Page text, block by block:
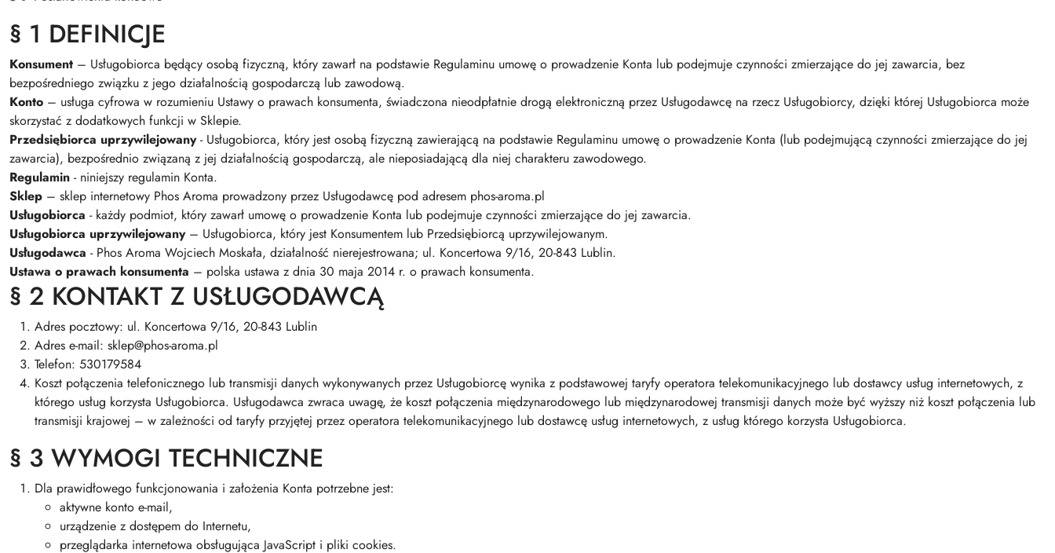
§ 1 DEFINICJE
Konsument – Usługobiorca będący osobą fizyczną, który zawarł na podstawie Regulaminu umowę o prowadzenie Konta lub podejmuje czynności zmierzające do jej zawarcia, bez
bezpośredniego związku z jego działalnością gospodarczą lub zawodową.
Konto – usługa cyfrowa w rozumieniu Ustawy o prawach konsumenta, świadczona nieodpłatnie drogą elektroniczną przez Usługodawcę na rzecz Usługobiorcy, dzięki której Usługobiorca może
skorzystać z dodatkowych funkcji w Sklepie.
Przedsiębiorca uprzywilejowany- Usługobiorca, który jest osobą fizyczną zawierającą na podstawie Regulaminu umowę o prowadzenie Konta (lub podejmującą czynności zmierzające do jej
zawarcia), bezpośrednio związaną z jej działalnością gospodarczą, ale nieposiadającą dla niej charakteru zawodowego.
Regulamin - niniejszy regulamin Konta.
Sklep – sklep internetowy Phos Aroma prowadzony przez Usługodawcę pod adresem phos-aroma.pl
Usługobiorca - każdy podmiot, który zawarł umowę o prowadzenie Konta lub podejmuje czynności zmierzające do jej zawarcia.
Usługobiorca uprzywilejowany– Usługobiorca, który jest Konsumentem lub Przedsiębiorcą uprzywilejowanym.
Usługodawca - Phos Aroma Wojciech Moskała, działalność nierejestrowana; ul. Koncertowa 9/16, 20-843 Lublin.
Ustawa o prawach konsumenta – polska ustawa z dnia 30 maja 2014 r. o prawach konsumenta.
§ 2 KONTAKT Z USŁUGODAWCĄ
Adres pocztowy: ul. Koncertowa 9/16, 20-843 Lublin
Adres e-mail: sklep@phos-aroma.pl
Telefon: 530179584
Koszt połączenia telefonicznego lub transmisji danych wykonywanych przez Usługobiorcę wynika z podstawowej taryfy operatora telekomunikacyjnego lub dostawcy usług internetowych, z
którego usług korzysta Usługobiorca. Usługodawca zwraca uwagę, że koszt połączenia międzynarodowego lub międzynarodowej transmisji danych może być wyższy niż koszt połączenia lub
transmisji krajowej – w zależności od taryfy przyjętej przez operatora telekomunikacyjnego lub dostawcę usług internetowych, z usług którego korzysta Usługobiorca.
§ 3 WYMOGI TECHNICZNE
Dla prawidłowego funkcjonowania i założenia Konta potrzebne jest:
aktywne konto e-mail,
urządzenie z dostępem do Internetu,
przeglądarka internetowa obsługująca JavaScript i pliki cookies.